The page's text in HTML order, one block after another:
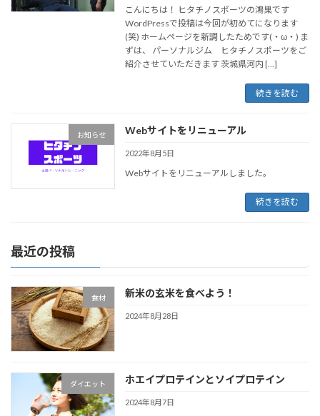
こんにちは！ ヒタチノスポーツの鴻巣です
WordPressで投稿は今回が初めてになります
(笑) ホームページを新調したためです(・ω・) ま
ずは、 パーソナルジム ヒタチノスポーツをご
紹介させていただきます 茨城県河内 […]
続きを読む
お知らせ Webサイトをリニューアル
2022年8月5日
Webサイトをリニューアルしました。
続きを読む
最近の投稿
食材 新米の玄米を食べよう！
2024年8月28日
ダイエット ホエイプロテインとソイプロテイン
2024年8月7日